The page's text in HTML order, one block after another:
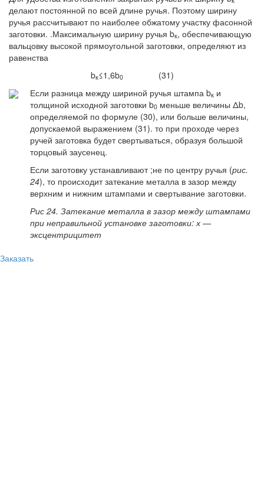
делают постоянной по всей длине ручья. Поэтому ширину
ручья рассчитывают по наиболее обжатому участку фасонной
заготовки. .Максимальную ширину ручья bк, обеспечивающую
вальцовку высокой прямоугольной заготовки, определяют из
равенства
bк≤1,6b0(31)
Если разница между шириной ручья штампа bк и
толщиной исходной заготовки b0 меньше величины Δb,
определяемой по формуле (30), или больше величины,
допускаемой выражением (31). то при проходе через
ручей заготовка будет свертываться, образуя большой
торцовый заусенец.
Если заготовку устанавливают ;не по центру ручья (рис.
24), то происходит затекание металла в зазор между
верхним и нижним штампами и свертывание заготовки.
Рис 24. Затекание металла в зазор между штампами
при неправильной установке заготовки: х —
эксцентрицитет
Заказать